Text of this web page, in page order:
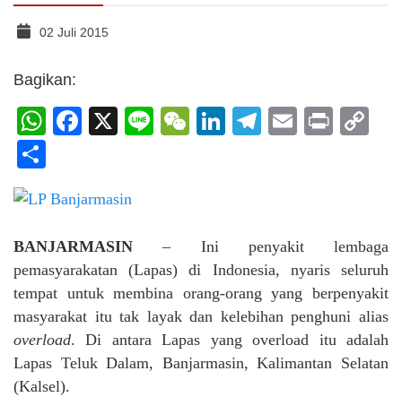
02 Juli 2015
Bagikan:
WhatsApp
Facebook
X LineWeChat
LinkedIn
Telegram
Email
Print
BANJARMASIN – Ini penyakit lembaga
pemasyarakatan (Lapas) di Indonesia, nyaris seluruh
tempat untuk membina orang-orang yang berpenyakit
masyarakat itu tak layak dan kelebihan penghuni alias
overload. Di antara Lapas yang overload itu adalah
Lapas Teluk Dalam, Banjarmasin, Kalimantan Selatan
(Kalsel).